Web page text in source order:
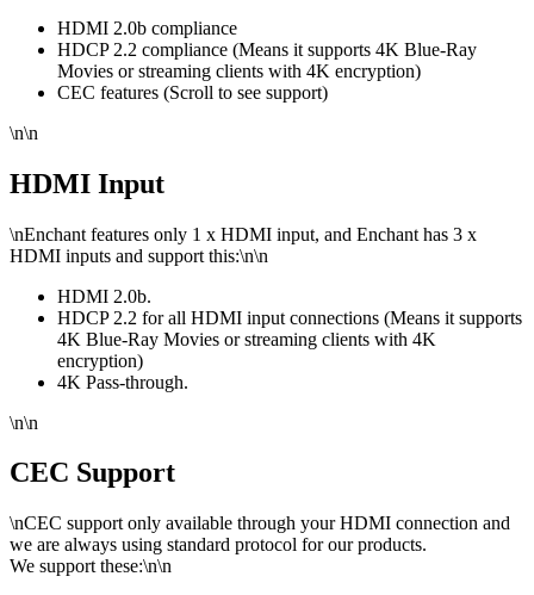
HDMI 2.0b compliance
HDCP 2.2 compliance (Means it supports 4K Blue-Ray
Movies or streaming clients with 4K encryption)
CEC features (Scroll to see support)
\n\n
HDMI Input
\nEnchant features only 1 x HDMI input, and Enchant has 3 x
HDMI inputs and support this:\n\n
HDMI 2.0b.
HDCP 2.2 for all HDMI input connections (Means it supports
4K Blue-Ray Movies or streaming clients with 4K
encryption)
4K Pass-through.
\n\n
CEC Support
\nCEC support only available through your HDMI connection and
we are always using standard protocol for our products.
We support these:\n\n